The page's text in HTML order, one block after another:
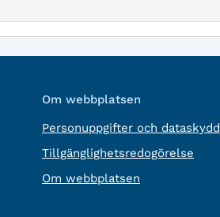
Om webbplatsen
Personuppgifter och dataskydd
Tillgänglighetsredogörelse
Om webbplatsen